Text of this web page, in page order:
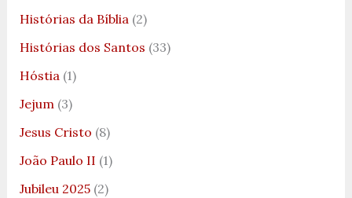
Histórias da Bíblia(2)
Histórias dos Santos (33)
Hóstia(1)
Jejum(3)
Jesus Cristo (8)
João Paulo II (1)
Jubileu 2025(2)